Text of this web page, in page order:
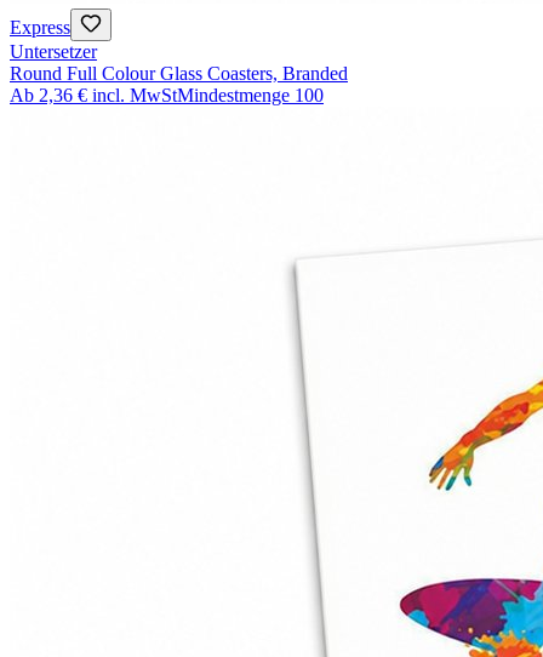
Express
Untersetzer
Round Full Colour Glass Coasters, Branded
Ab 2,36 € incl. MwStMindestmenge 100